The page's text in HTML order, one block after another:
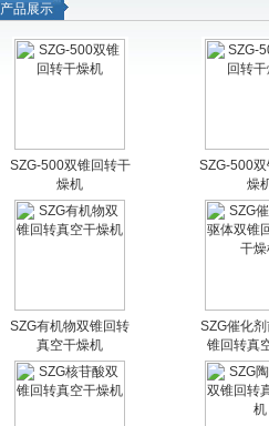
产品展示
SZG-500双锥回转干
燥机
SZG-500
燥
SZG有机物双锥回转
真空干燥机
SZG催化
锥回转真